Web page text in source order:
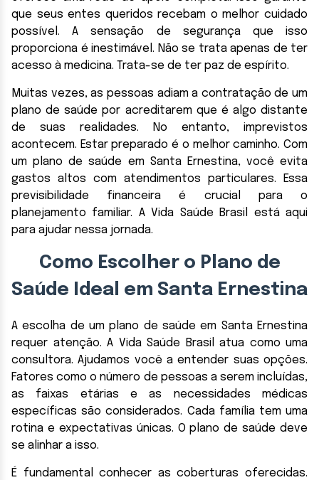
que seus entes queridos recebam o melhor cuidado
possível. A sensação de segurança que isso
proporciona é inestimável. Não se trata apenas de ter
acesso à medicina. Trata-se de ter paz de espírito.
Muitas vezes, as pessoas adiam a contratação de um
plano de saúde por acreditarem que é algo distante
de suas realidades. No entanto, imprevistos
acontecem. Estar preparado é o melhor caminho. Com
um plano de saúde em Santa Ernestina, você evita
gastos altos com atendimentos particulares. Essa
previsibilidade financeira é crucial para o
planejamento familiar. A Vida Saúde Brasil está aqui
para ajudar nessa jornada.
Como Escolher o Plano de
Saúde Ideal em Santa Ernestina
A escolha de um plano de saúde em Santa Ernestina
requer atenção. A Vida Saúde Brasil atua como uma
consultora. Ajudamos você a entender suas opções.
Fatores como o número de pessoas a serem incluídas,
as faixas etárias e as necessidades médicas
específicas são considerados. Cada família tem uma
rotina e expectativas únicas. O plano de saúde deve
se alinhar a isso.
É fundamental conhecer as coberturas oferecidas.